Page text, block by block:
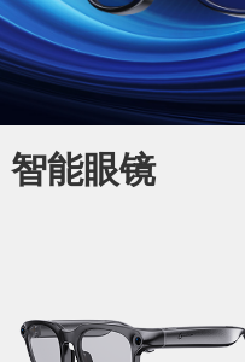
智能眼镜